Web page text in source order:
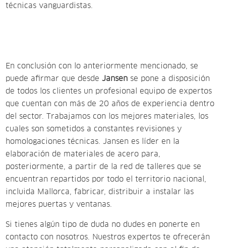
técnicas vanguardistas.
En conclusión con lo anteriormente mencionado, se
puede afirmar que desdeJansen se pone a disposición
de todos los clientes un profesional equipo de expertos
que cuentan con más de 20 años de experiencia dentro
del sector. Trabajamos con los mejores materiales, los
cuales son sometidos a constantes revisiones y
homologaciones técnicas. Jansen es líder en la
elaboración de materiales de acero para,
posteriormente, a partir de la red de talleres que se
encuentran repartidos por todo el territorio nacional,
incluida Mallorca, fabricar, distribuir a instalar las
mejores puertas y ventanas.
Si tienes algún tipo de duda no dudes en ponerte en
contacto con nosotros. Nuestros expertos te ofrecerán